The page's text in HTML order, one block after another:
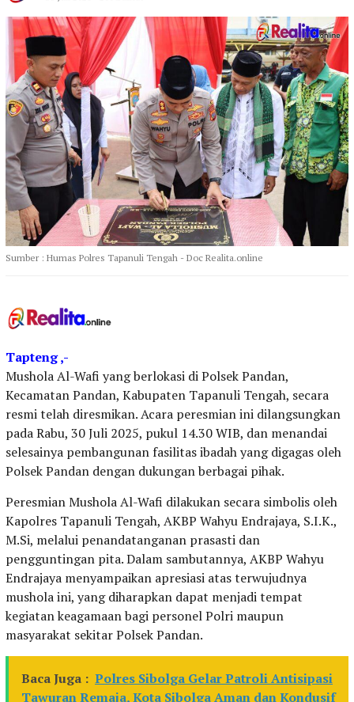
Sumber : Humas Polres Tapanuli Tengah - Doc Realita.online
Tapteng ,-
Mushola Al-Wafi yang berlokasi di Polsek Pandan,
Kecamatan Pandan, Kabupaten Tapanuli Tengah, secara
resmi telah diresmikan. Acara peresmian ini dilangsungkan
pada Rabu, 30 Juli 2025, pukul 14.30 WIB, dan menandai
selesainya pembangunan fasilitas ibadah yang digagas oleh
Polsek Pandan dengan dukungan berbagai pihak.
Peresmian Mushola Al-Wafi dilakukan secara simbolis oleh
Kapolres Tapanuli Tengah, AKBP Wahyu Endrajaya, S.I.K.,
M.Si, melalui penandatanganan prasasti dan
pengguntingan pita. Dalam sambutannya, AKBP Wahyu
Endrajaya menyampaikan apresiasi atas terwujudnya
mushola ini, yang diharapkan dapat menjadi tempat
kegiatan keagamaan bagi personel Polri maupun
masyarakat sekitar Polsek Pandan.
Baca Juga : Polres Sibolga Gelar Patroli Antisipasi
Tawuran Remaja, Kota Sibolga Aman dan Kondusif